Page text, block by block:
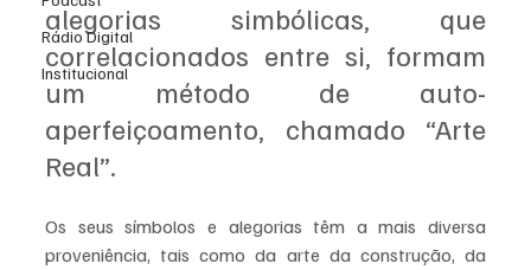
Rádio Digital
Institucional
alegorias simbólicas, que
correlacionados entre si, formam
um método de auto-
aperfeiçoamento, chamado “Arte
Real”.
Os seus símbolos e alegorias têm a mais diversa
proveniência, tais como da arte da construção, da